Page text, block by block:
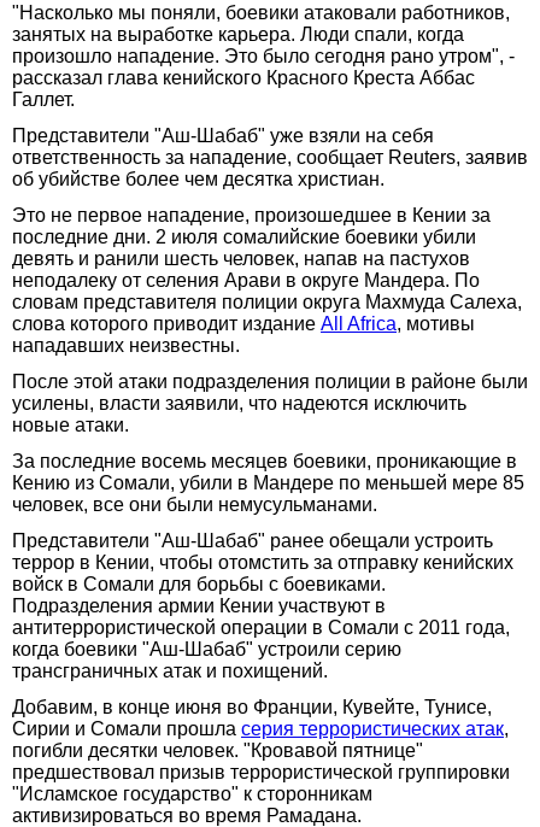
"Насколько мы поняли, боевики атаковали работников,
занятых на выработке карьера. Люди спали, когда
произошло нападение. Это было сегодня рано утром", -
рассказал глава кенийского Красного Креста Аббас
Галлет.
Представители "Аш-Шабаб" уже взяли на себя
ответственность за нападение, сообщает Reuters, заявив
об убийстве более чем десятка христиан.
Это не первое нападение, произошедшее в Кении за
последние дни. 2 июля сомалийские боевики убили
девять и ранили шесть человек, напав на пастухов
неподалеку от селения Арави в округе Мандера. По
словам представителя полиции округа Махмуда Салеха,
слова которого приводит издание All Africa, мотивы
нападавших неизвестны.
После этой атаки подразделения полиции в районе были
усилены, власти заявили, что надеются исключить
новые атаки.
За последние восемь месяцев боевики, проникающие в
Кению из Сомали, убили в Мандере по меньшей мере 85
человек, все они были немусульманами.
Представители "Аш-Шабаб" ранее обещали устроить
террор в Кении, чтобы отомстить за отправку кенийских
войск в Сомали для борьбы с боевиками.
Подразделения армии Кении участвуют в
антитеррористической операции в Сомали с 2011 года,
когда боевики "Аш-Шабаб" устроили серию
трансграничных атак и похищений.
Добавим, в конце июня во Франции, Кувейте, Тунисе,
Сирии и Сомали прошла серия террористических атак,
погибли десятки человек. "Кровавой пятнице"
предшествовал призыв террористической группировки
"Исламское государство" к сторонникам
активизироваться во время Рамадана.